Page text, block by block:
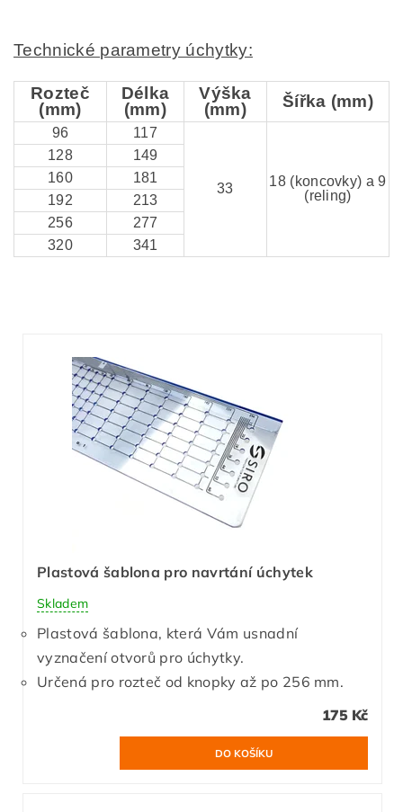
Technické parametry úchytky:
Rozteč
(mm)
Délka
(mm)
Výška
(mm)
Šířka (mm)
96 117
33
18 (koncovky) a 9
(reling)
128
149
160
181
192
213
256
277
320
341
Plastová šablona pro navrtání úchytek
Skladem
Plastová šablona, která Vám usnadní
vyznačení otvorů pro úchytky.
Určená pro rozteč od knopky až po 256 mm.
175 Kč